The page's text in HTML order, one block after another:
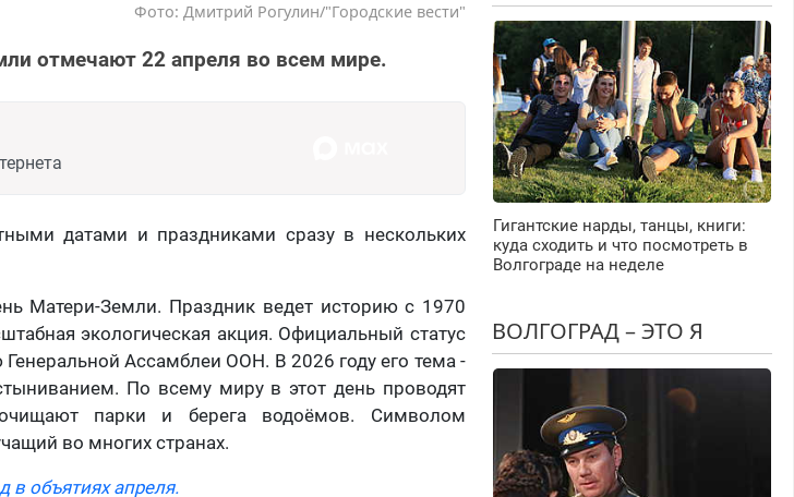
Фото: Дмитрий Рогулин/"Городские вести"
отмечают 22 апреля во всем мире.
датами и праздниками сразу в нескольких
Матери-Земли. Праздник ведет историю с 1970
экологическая акция. Официальный статус
Ассамблеи ООН. В 2026 году его тема -
По всему миру в этот день проводят
парки и берега водоёмов. Символом
во многих странах.
в объятиях апреля.
Гигантские нарды, танцы, книги:
куда сходить и что посмотреть в
Волгограде на неделе
ВОЛГОГРАД – ЭТО Я